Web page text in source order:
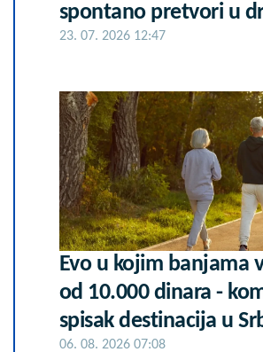
spontano pretvori u
23. 07. 2026 12:47
Evo u kojim banjama
od 10.000 dinara -
spisak destinacija u
06. 08. 2026 07:08